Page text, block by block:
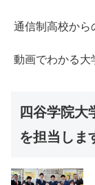
通信制高校から
動画でわかる大
四谷学院大
を担当しま